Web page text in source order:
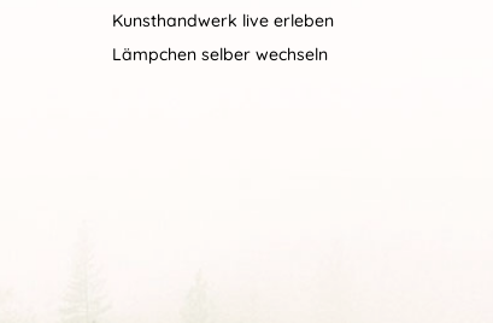
Kunsthandwerk live erleben
Lämpchen selber wechseln